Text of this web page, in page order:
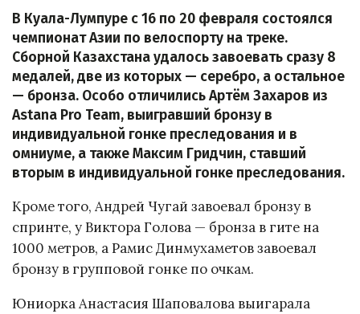
В Куала-Лумпуре с 16 по 20 февраля состоялся
чемпионат Азии по велоспорту на треке.
Сборной Казахстана удалось завоевать сразу 8
медалей, две из которых — серебро, а остальное
— бронза. Особо отличились Артём Захаров из
Astana Pro Team, выигравший бронзу в
индивидуальной гонке преследования и в
омниуме, а также Максим Гридчин, ставший
вторым в индивидуальной гонке преследования.
Кроме того, Андрей Чугай завоевал бронзу в
спринте, у Виктора Голова — бронза в гите на
1000 метров, а Рамис Динмухаметов завоевал
бронзу в групповой гонке по очкам.
Юниорка Анастасия Шаповалова выигарала